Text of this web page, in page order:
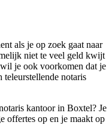
als je op zoek gaat naar
niet te veel geld kwijt
je ook voorkomen dat je
teleurstellende notaris
kantoor in Boxtel? Je
offertes op en je maakt op